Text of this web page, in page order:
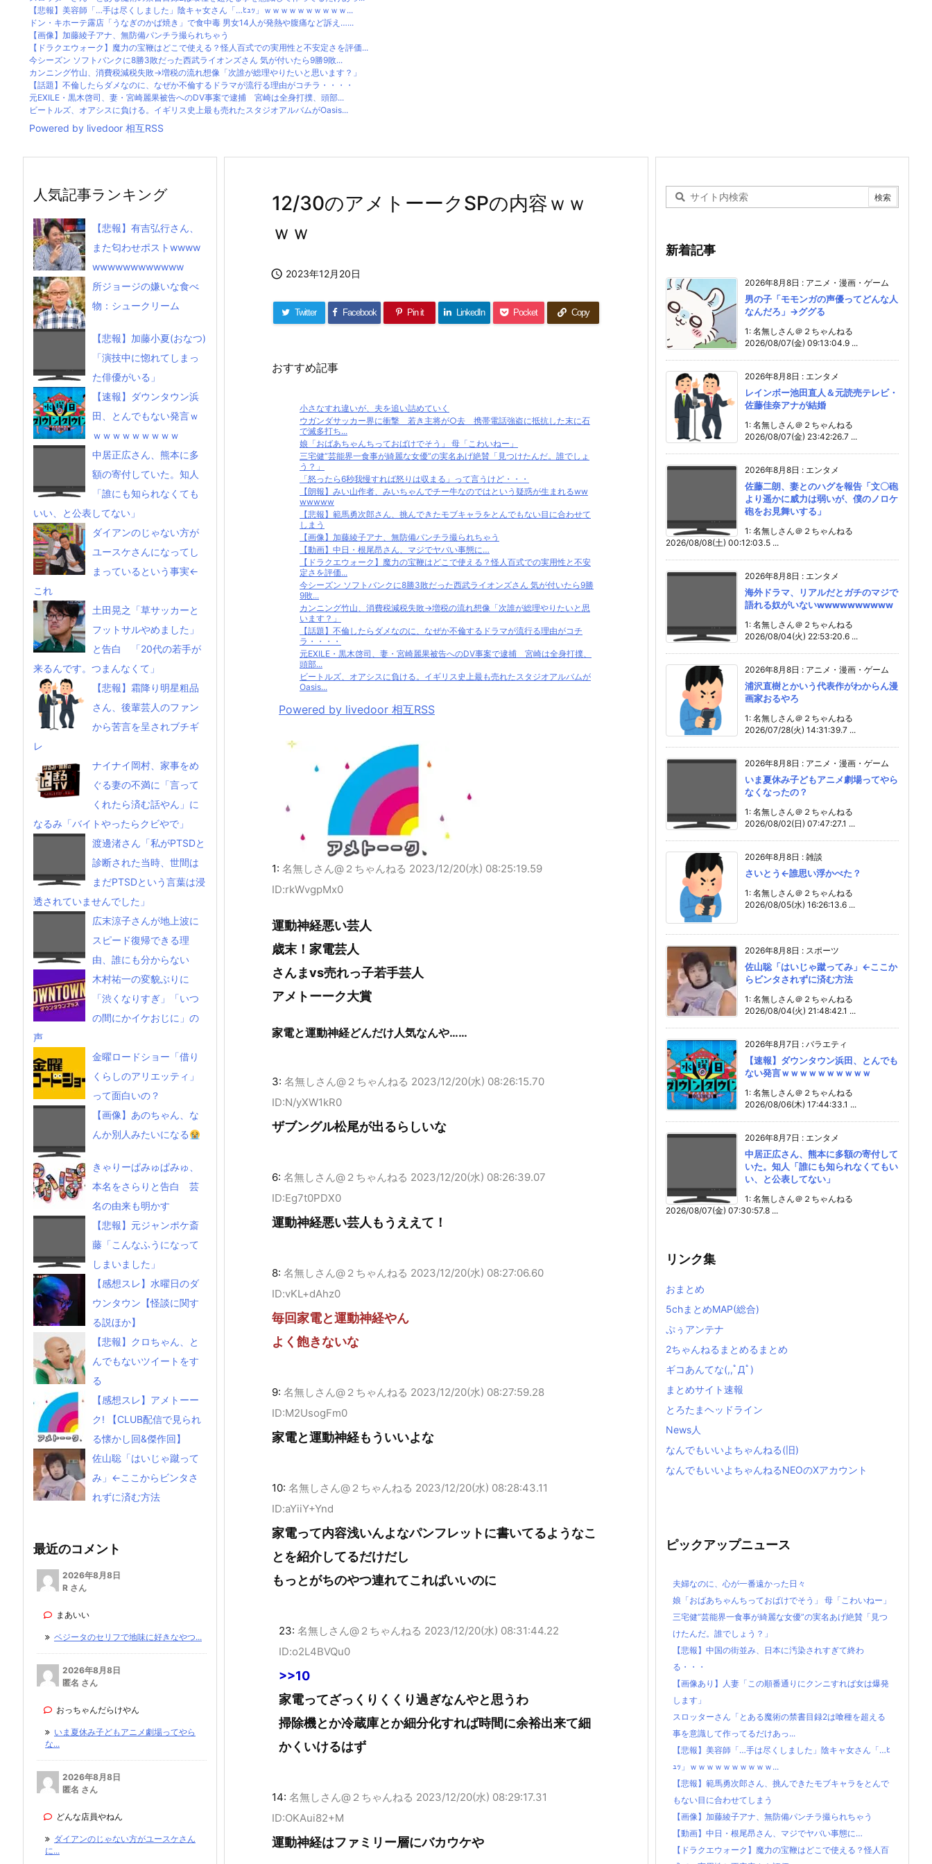
【悲報】美容師「…手は尽くしました」陰キャ女さん「…ﾋｭｯ」ｗｗｗｗｗｗｗｗｗｗ...
ドン・キホーテ露店「うなぎのかば焼き」で食中毒 男女14人が発熱や腹痛など訴え…...
【画像】加藤綾子アナ、無防備パンチラ撮られちゃう
【ドラクエウォーク】魔力の宝鞭はどこで使える？怪人百式での実用性と不安定さを評価...
今シーズン ソフトバンクに8勝3敗だった西武ライオンズさん 気が付いたら9勝9敗...
カンニング竹山、消費税減税失敗→増税の流れ想像「次誰が総理やりたいと思います？」
【話題】不倫したらダメなのに、なぜか不倫するドラマが流行る理由がコチラ・・・・
元EXILE・黒木啓司、妻・宮崎麗果被告へのDV事案で逮捕 宮崎は全身打撲、頭部...
ビートルズ、オアシスに負ける。イギリス史上最も売れたスタジオアルバムがOasis...
Powered by livedoor 相互RSS
12/30のアメトーークSPの内容ｗｗ
ｗｗ
 2023年12月20日
Twitter Facebook Pin it LinkedIn Pocket Copy
おすすめ記事
小さなすれ違いが、夫を追い詰めていく
ウガンダサッカー界に衝撃 若き主将が○去 携帯電話強盗に抵抗した末に石
で滅多打ち...
娘「おばあちゃんちっておばけでそう」 母「こわいねー」
三宅健”芸能界一食事が綺麗な女優”の実名あげ絶賛「見つけたんだ。誰でしょ
う？」
「怒ったら6秒我慢すれば怒りは収まる」って言うけど・・・
【朗報】みい山作者、みいちゃんでチー牛なのではという疑惑が生まれるww
wwwww
【悲報】範馬勇次郎さん、挑んできたモブキャラをとんでもない目に合わせて
しまう
【画像】加藤綾子アナ、無防備パンチラ撮られちゃう
【動画】中日・根尾昂さん、マジでヤバい事態に…
【ドラクエウォーク】魔力の宝鞭はどこで使える？怪人百式での実用性と不安
定さを評価...
今シーズン ソフトバンクに8勝3敗だった西武ライオンズさん 気が付いたら9勝
9敗...
カンニング竹山、消費税減税失敗→増税の流れ想像「次誰が総理やりたいと思
います？」
【話題】不倫したらダメなのに、なぜか不倫するドラマが流行る理由がコチ
ラ・・・・
元EXILE・黒木啓司、妻・宮崎麗果被告へのDV事案で逮捕 宮崎は全身打撲、
頭部...
ビートルズ、オアシスに負ける。イギリス史上最も売れたスタジオアルバムが
Oasis...
Powered by livedoor 相互RSS
1: 名無しさん@２ちゃんねる 2023/12/20(水) 08:25:19.59
ID:rkWvgpMx0
運動神経悪い芸人
歳末！家電芸人
さんまvs売れっ子若手芸人
アメトーーク大賞
家電と運動神経どんだけ人気なんや……
3: 名無しさん@２ちゃんねる 2023/12/20(水) 08:26:15.70
ID:N/yXW1kR0
ザブングル松尾が出るらしいな
6: 名無しさん@２ちゃんねる 2023/12/20(水) 08:26:39.07
ID:Eg7t0PDX0
運動神経悪い芸人もうええて！
8: 名無しさん@２ちゃんねる 2023/12/20(水) 08:27:06.60
ID:vKL+dAhz0
毎回家電と運動神経やん
よく飽きないな
9: 名無しさん@２ちゃんねる 2023/12/20(水) 08:27:59.28
ID:M2UsogFm0
家電と運動神経もういいよな
10: 名無しさん@２ちゃんねる 2023/12/20(水) 08:28:43.11
ID:aYiiY+Ynd
家電って内容浅いんよなパンフレットに書いてるようなこ
とを紹介してるだけだし
もっとがちのやつ連れてこればいいのに
23: 名無しさん@２ちゃんねる 2023/12/20(水) 08:31:44.22
ID:o2L4BVQu0
>>10
家電ってざっくりくくり過ぎなんやと思うわ
掃除機とか冷蔵庫とか細分化すれば時間に余裕出来て細
かくいけるはず
14: 名無しさん@２ちゃんねる 2023/12/20(水) 08:29:17.31
ID:OKAui82+M
運動神経はファミリー層にバカウケや
人気記事ランキング
【悲報】有吉弘行さん、
また匂わせポストwwww
wwwwwwwwwwww
所ジョージの嫌いな食べ
物：シュークリーム
【悲報】加藤小夏(おなつ)
「演技中に惚れてしまっ
た俳優がいる」
【速報】ダウンタウン浜
田、とんでもない発言ｗ
ｗｗｗｗｗｗｗｗｗ
中居正広さん、熊本に多
額の寄付していた。知人
「誰にも知られなくても
いい、と公表してない」
ダイアンのじゃない方が
ユースケさんになってし
まっているという事実←
これ
土田晃之「草サッカーと
フットサルやめました」
と告白 「20代の若手が
来るんです。つまんなくて」
【悲報】霜降り明星粗品
さん、後輩芸人のファン
から苦言を呈されブチギ
レ
ナイナイ岡村、家事をめ
ぐる妻の不満に「言って
くれたら済む話やん」に
なるみ「バイトやったらクビやで」
渡邊渚さん「私がPTSDと
診断された当時、世間は
まだPTSDという言葉は浸
透されていませんでした」
広末涼子さんが地上波に
スピード復帰できる理
由、誰にも分からない
木村祐一の変貌ぶりに
「渋くなりすぎ」「いつ
の間にかイケおじに」の
声
金曜ロードショー「借り
くらしのアリエッティ」
って面白いの？
【画像】あのちゃん、な
んか別人みたいになる
きゃりーぱみゅぱみゅ、
本名をさらりと告白 芸
名の由来も明かす
【悲報】元ジャンポケ斎
藤「こんなふうになって
しまいました」
【感想スレ】水曜日のダ
ウンタウン【怪談に関す
る説ほか】
【悲報】クロちゃん、と
んでもないツイートをす
る
【感想スレ】アメトーー
ク! 【CLUB配信で見られ
る懐かし回&傑作回】
佐山聡「はいじゃ蹴って
み」←ここからビンタさ
れずに済む方法
最近のコメント
2026年8月8日
R さん
まあいい
ベジータのセリフで地味に好きなやつ...
2026年8月8日
匿名 さん
おっちゃんだらけやん
いま夏休み子どもアニメ劇場ってやら
な...
2026年8月8日
匿名 さん
どんな店員やねん
ダイアンのじゃない方がユースケさん
に...
新着記事
2026年8月8日 : アニメ・漫画・ゲーム
男の子「モモンガの声優ってどんな人
なんだろ」→ググる
1: 名無しさん＠２ちゃんねる
2026/08/07(金) 09:13:04.9 ...
2026年8月8日 : エンタメ
レインボー池田直人＆元読売テレビ・
佐藤佳奈アナが結婚
1: 名無しさん＠２ちゃんねる
2026/08/07(金) 23:42:26.7 ...
2026年8月8日 : エンタメ
佐藤二朗、妻とのハグを報告「文〇砲
より遥かに威力は弱いが、僕のノロケ
砲をお見舞いする」
1: 名無しさん＠２ちゃんねる
2026/08/08(土) 00:12:03.5 ...
2026年8月8日 : エンタメ
海外ドラマ、リアルだとガチのマジで
語れる奴がいないwwwwwwwwww
1: 名無しさん＠２ちゃんねる
2026/08/04(火) 22:53:20.6 ...
2026年8月8日 : アニメ・漫画・ゲーム
浦沢直樹とかいう代表作がわからん漫
画家おるやろ
1: 名無しさん＠２ちゃんねる
2026/07/28(火) 14:31:39.7 ...
2026年8月8日 : アニメ・漫画・ゲーム
いま夏休み子どもアニメ劇場ってやら
なくなったの？
1: 名無しさん＠２ちゃんねる
2026/08/02(日) 07:47:27.1 ...
2026年8月8日 : 雑談
さいとう←誰思い浮かべた？
1: 名無しさん＠２ちゃんねる
2026/08/05(水) 16:26:13.6 ...
2026年8月8日 : スポーツ
佐山聡「はいじゃ蹴ってみ」←ここか
らビンタされずに済む方法
1: 名無しさん＠２ちゃんねる
2026/08/04(火) 21:48:42.1 ...
2026年8月7日 : バラエティ
【速報】ダウンタウン浜田、とんでも
ない発言ｗｗｗｗｗｗｗｗｗｗ
1: 名無しさん＠２ちゃんねる
2026/08/06(木) 17:44:33.1 ...
2026年8月7日 : エンタメ
中居正広さん、熊本に多額の寄付して
いた。知人「誰にも知られなくてもい
い、と公表してない」
1: 名無しさん＠２ちゃんねる
2026/08/07(金) 07:30:57.8 ...
リンク集
おまとめ
5chまとめMAP(総合)
ぷぅアンテナ
2ちゃんねるまとめるまとめ
ギコあんてな(,,ﾟДﾟ)
まとめサイト速報
とろたまヘッドライン
News人
なんでもいいよちゃんねる(旧)
なんでもいいよちゃんねるNEOのXアカウント
ピックアップニュース
夫婦なのに、心が一番遠かった日々
娘「おばあちゃんちっておばけでそう」 母「こわいねー」
三宅健”芸能界一食事が綺麗な女優”の実名あげ絶賛「見つ
けたんだ。誰でしょう？」
【悲報】中国の街並み、日本に汚染されすぎて終わ
る・・・
【画像あり】人妻「この順番通りにクンニすれば女は爆発
します」
スロッターさん「とある魔術の禁書目録2は喰種を超える
事を意識して作ってるだけあっ...
【悲報】美容師「…手は尽くしました」陰キャ女さん「…ﾋ
ｭｯ」ｗｗｗｗｗｗｗｗｗｗ...
【悲報】範馬勇次郎さん、挑んできたモブキャラをとんで
もない目に合わせてしまう
【画像】加藤綾子アナ、無防備パンチラ撮られちゃう
【動画】中日・根尾昂さん、マジでヤバい事態に…
【ドラクエウォーク】魔力の宝鞭はどこで使える？怪人百